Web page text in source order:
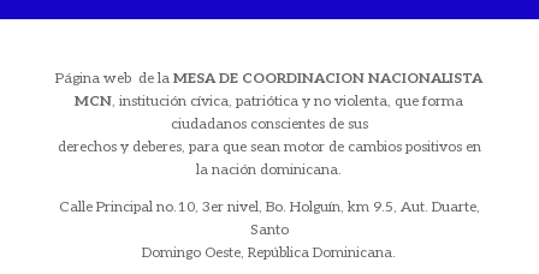
Página web de laMESA DE COORDINACION NACIONALISTA
MCN, institución cívica, patriótica y no violenta, que forma
ciudadanos conscientes de sus
derechos y deberes, para que sean motor de cambios positivos en
la nación dominicana.
Calle Principal no.10, 3er nivel, Bo. Holguín, km 9.5, Aut. Duarte,
Santo
Domingo Oeste, República Dominicana.